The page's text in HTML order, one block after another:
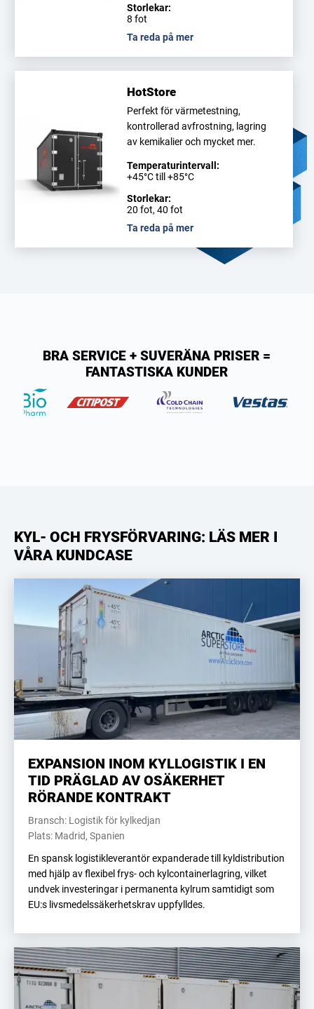
Storlekar:
8 fot
Ta reda på mer
HotStore
Perfekt för värmetestning,
kontrollerad avfrostning, lagring
av kemikalier och mycket mer.
Temperaturintervall:
+45°C till +85°C
Storlekar:
20 fot, 40 fot
Ta reda på mer
BRA SERVICE + SUVERÄNA PRISER =
FANTASTISKA KUNDER
KYL- OCH FRYSFÖRVARING: LÄS MER I
VÅRA KUNDCASE
EXPANSION INOM KYLLOGISTIK I EN
TID PRÄGLAD AV OSÄKERHET
RÖRANDE KONTRAKT
Bransch: Logistik för kylkedjan
Plats: Madrid, Spanien
En spansk logistikleverantör expanderade till kyldistribution
med hjälp av flexibel frys- och kylcontainerlagring, vilket
undvek investeringar i permanenta kylrum samtidigt som
EU:s livsmedelssäkerhetskrav uppfylldes.